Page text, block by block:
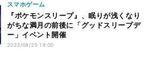
スマホゲーム
『ポケモンスリープ』、眠りが浅くなり
がちな満月の前後に「グッドスリープデ
ー」イベント開催
2023/08/25 14:00